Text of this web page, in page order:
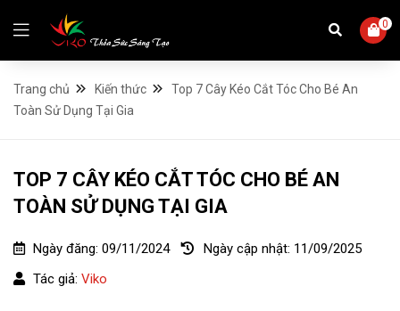
0
Trang chủ Kiến thức
Top 7 Cây Kéo Cắt Tóc Cho Bé An
Toàn Sử Dụng Tại Gia
TOP 7 CÂY KÉO CẮT TÓC CHO BÉ AN
TOÀN SỬ DỤNG TẠI GIA
Ngày đăng: 09/11/2024 Ngày cập nhật: 11/09/2025
Tác giả: Viko